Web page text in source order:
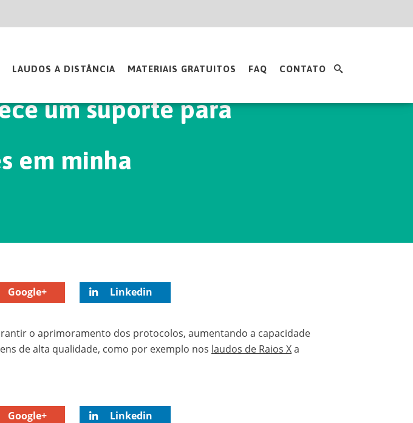
LAUDOS A DISTÂNCIA MATERIAIS GRATUITOS FAQ CONTATO
em minha
Google+ Linkedin
o aprimoramento dos protocolos, aumentando a capacidade
de alta qualidade, como por exemplo nos laudos de Raios Xa
Google+ Linkedin